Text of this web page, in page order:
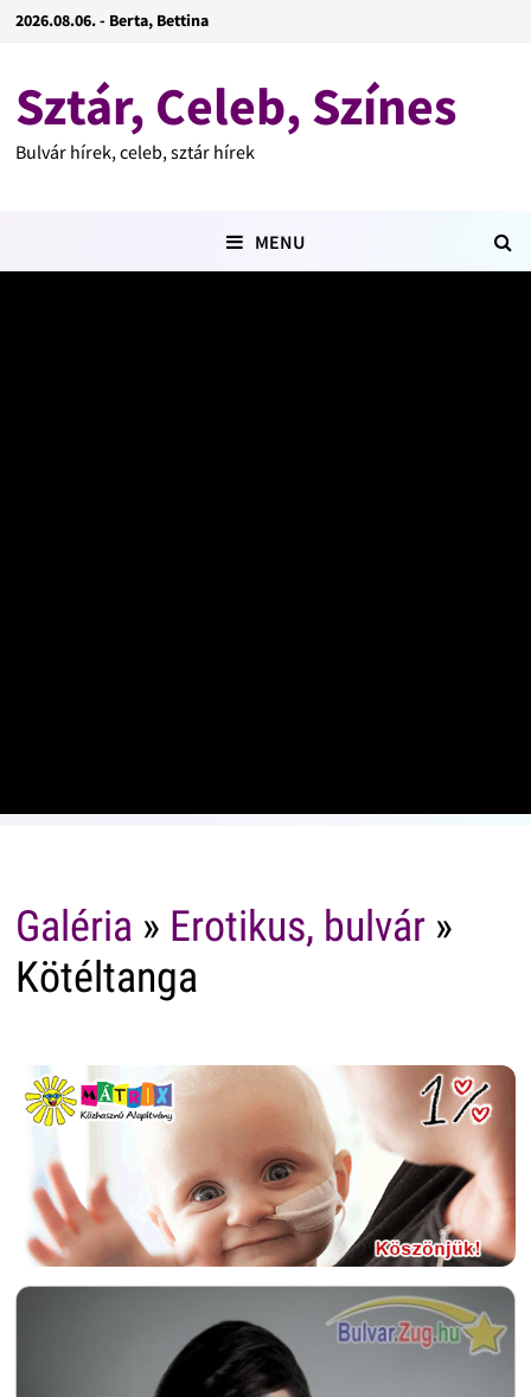
2026.08.06. - Berta, Bettina
Sztár, Celeb, Színes
Bulvár hírek, celeb, sztár hírek
MENU
Galéria » Erotikus, bulvár»
Kötéltanga